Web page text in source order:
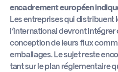
encadrement européen
Les entreprises qui distribuent
l’international devront
conception de leurs flux
emballages. Le sujet reste
tant sur le plan réglementaire